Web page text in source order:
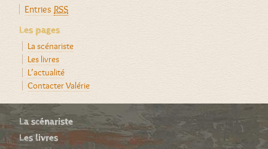
Entries RSS
Les pages
La scénariste
Les livres
L’actualité
Contacter Valérie
La scénariste
Les livres